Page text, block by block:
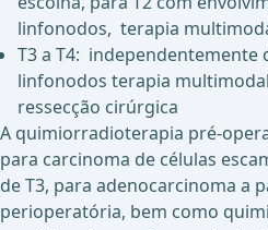
linfonodos, terapia
T3 a T4: independentemente
linfonodos terapia
ressecção cirúrgica
A quimiorradioterapia pré-
para carcinoma de células
de T3, para adenocarcinoma a
perioperatória, bem como